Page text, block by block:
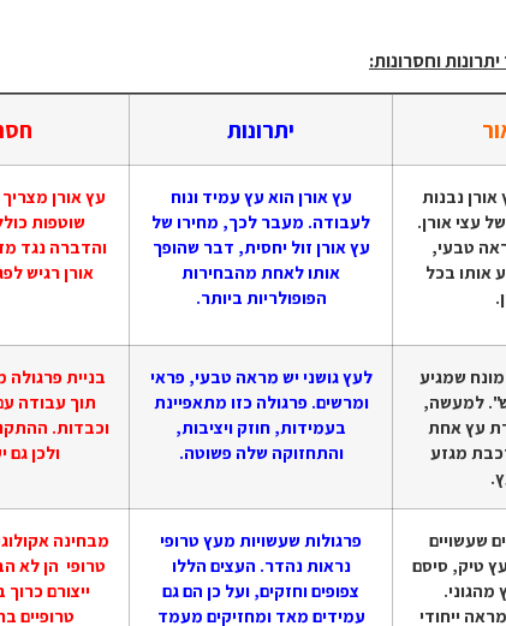
וחסרונות:
יתרונות
נבנות
עצי אורן.
טבעי,
אותו בכל
עץ אורן הוא עץ עמיד ונוח
לעבודה. מעבר לכך, מחירו של
עץ אורן זול יחסית, דבר שהופך
אותו לאחת מהבחירות
הפופולריות ביותר.
עץ אורן
שוטפות
והדברה נגד
אורן רגיש
מונח שמגיע
למעשה,
עץ אחת
מגזע
לעץ גושני יש מראה טבעי, פראי
ומרשים. פרגולה כזו מתאפיינת
בעמידות, חוזק ויציבות,
והתחזוקה שלה פשוטה.
בניית פרגולה
תוך עבודה
וכבדות.
ולכן גם
שעשויים
טיק, סיסם
מהגוני.
ייחודי
פרגולות שעשויות מעץ טרופי
נראות נהדר. העצים הללו
צפופים וחזקים, ועל כן הם גם
עמידים מאד ומחזיקים מעמד
מבחינה
טרופי הן לא
ייצורם
טרופיים
משה לוי